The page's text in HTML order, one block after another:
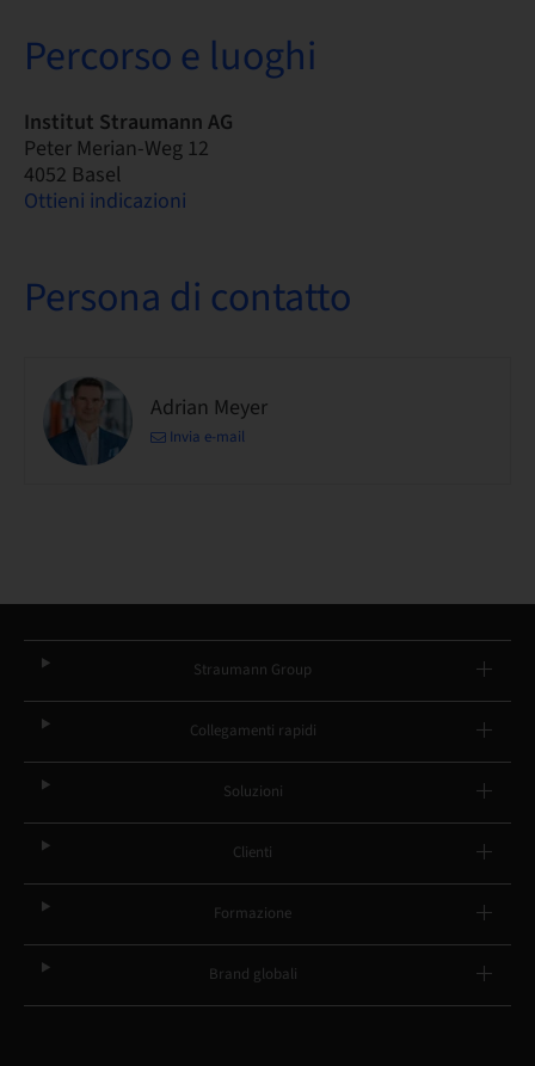
Percorso e luoghi
Institut Straumann AG
Peter Merian-Weg 12
4052 Basel
Ottieni indicazioni
Persona di contatto
Adrian Meyer
Invia e-mail
Straumann Group
Collegamenti rapidi
Soluzioni
Clienti
Formazione
Brand globali